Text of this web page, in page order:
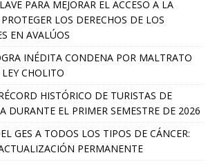
PARA MEJORAR EL ACCESO A LA
LOS DERECHOS DE LOS
EN AVALÚOS
INÉDITA CONDENA POR MALTRATO
CHOLITO
HISTÓRICO DE TURISTAS DE
DURANTE EL PRIMER SEMESTRE DE 2026
GES A TODOS LOS TIPOS DE CÁNCER:
PERMANENTE